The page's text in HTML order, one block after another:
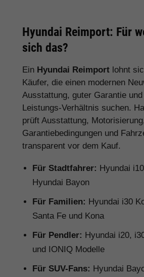
Hyundai Reimport: Für
sich das?
Ein Hyundai Reimport lohnt
Käufer, die einen modernen
Ausstattung, guter Garantie
Leistungs-Verhältnis suchen.
prüft Ausstattung,
Garantiebedingungen und
transparent vor dem Kauf.
Für Stadtfahrer: Hyundai
Hyundai Bayon
Für Familien: Hyundai i30
Santa Fe und Kona
Für Pendler: Hyundai i20,
und IONIQ Modelle
Für SUV-Fans: Hyundai